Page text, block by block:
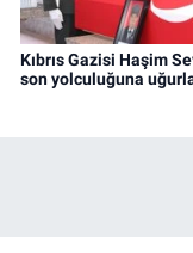
Kıbrıs Gazisi Haşim
son yolculuğuna